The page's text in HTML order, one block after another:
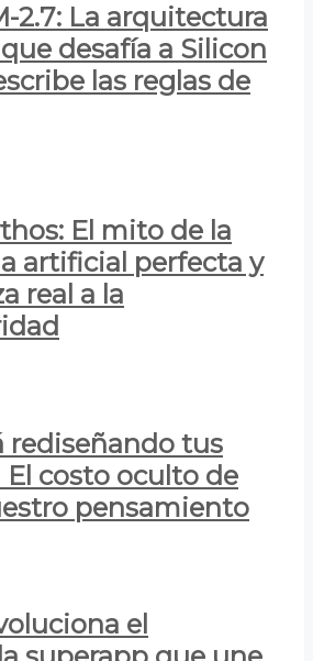
2.7: La arquitectura
desafía a Silicon
las reglas de
El mito de la
artificial perfecta y
real a la
rediseñando tus
El costo oculto de
pensamiento
el